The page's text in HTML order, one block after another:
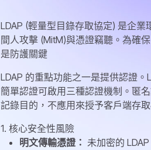
LDAP (輕量型目錄存取協定) 是企
間人攻擊 (MitM)與憑證竊聽。為確
是防護關鍵
LDAP 的重點功能之一是提供認證。
簡單認證可啟用三種認證機制。匿
記錄目的，不應用來授予客戶端存
1. 核心安全性風險
明文傳輸憑證： 未加密的